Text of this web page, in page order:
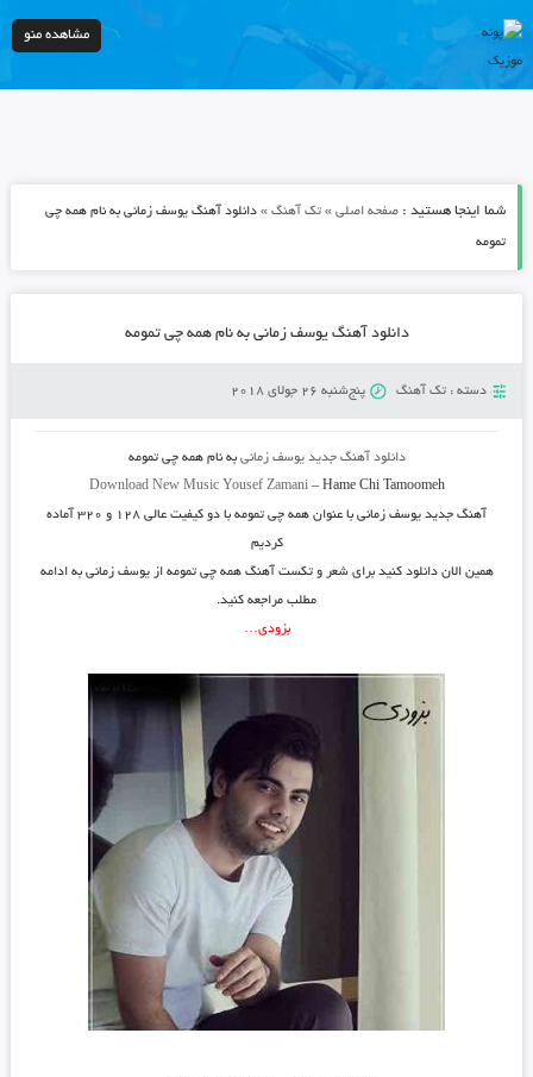
مشاهده منو
شما اینجا هستید : صفحه اصلی» تک آهنگ» دانلود آهنگ یوسف زمانی به نام همه چی
تمومه
دانلود آهنگ یوسف زمانی به نام همه چی تمومه
دسته : تک آهنگ پنج‌شنبه 26 جولای 2018
دانلود آهنگ جدید یوسف زمانی به نامهمه چی تمومه
Download New Music Yousef Zamani– Hame Chi Tamoomeh
آهنگ جدید یوسف زمانیبا عنوان همه چی تمومه
با دو کیفیت عالی ۱۲۸ و ۳۲۰ آماده
کردیم
همین الان دانلود کنید برای شعر و تکست آهنگ همه چی تمومه از یوسف زمانی به ادامه
مطلب مراجعه کنید.
بزودی…